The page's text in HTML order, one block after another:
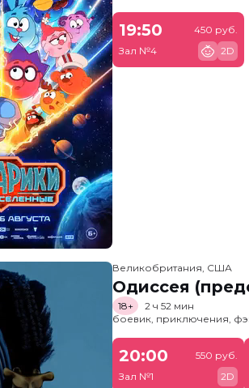
19:50
Зал №4
450 руб.
2D
Великобритания, США
Одиссея
18+
2 ч 52 мин
боевик, приключения,
20:00
Зал №1
550 руб.
2D